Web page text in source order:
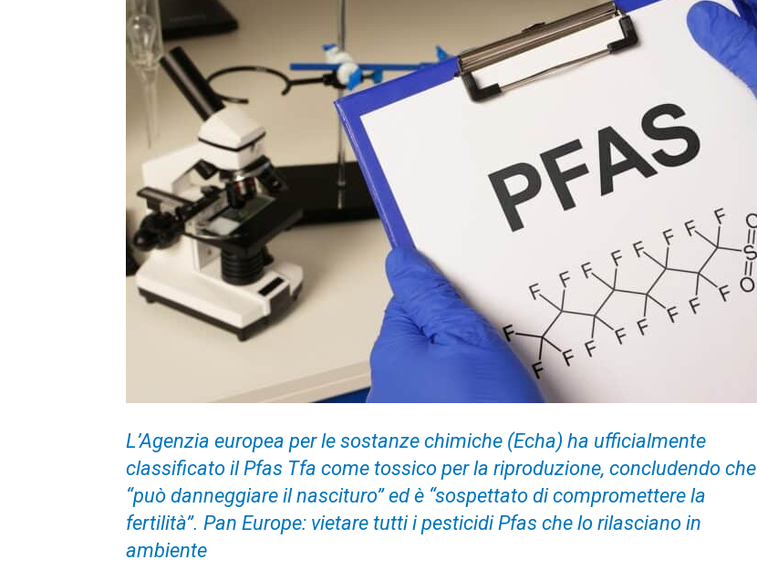
L’Agenzia europea per le sostanze chimiche (Echa) ha ufficialmente
classificato il Pfas Tfa come tossico per la riproduzione, concludendo che
“può danneggiare il nascituro” ed è “sospettato di compromettere la
fertilità”. Pan Europe: vietare tutti i pesticidi Pfas che lo rilasciano in
ambiente